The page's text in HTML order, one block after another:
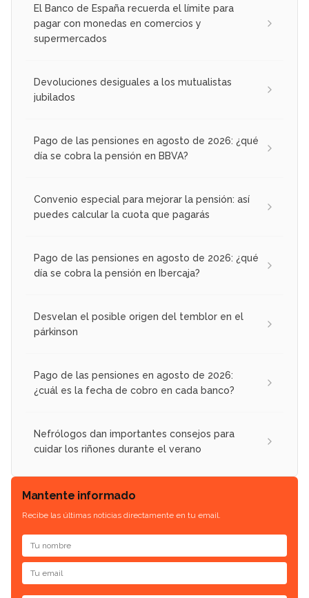
El Banco de España recuerda el límite para
pagar con monedas en comercios y
supermercados
Devoluciones desiguales a los mutualistas
jubilados
Pago de las pensiones en agosto de 2026: ¿qué
día se cobra la pensión en BBVA?
Convenio especial para mejorar la pensión: así
puedes calcular la cuota que pagarás
Pago de las pensiones en agosto de 2026: ¿qué
día se cobra la pensión en Ibercaja?
Desvelan el posible origen del temblor en el
párkinson
Pago de las pensiones en agosto de 2026:
¿cuál es la fecha de cobro en cada banco?
Nefrólogos dan importantes consejos para
cuidar los riñones durante el verano
Mantente informado
Recibe las últimas noticias directamente en tu email.